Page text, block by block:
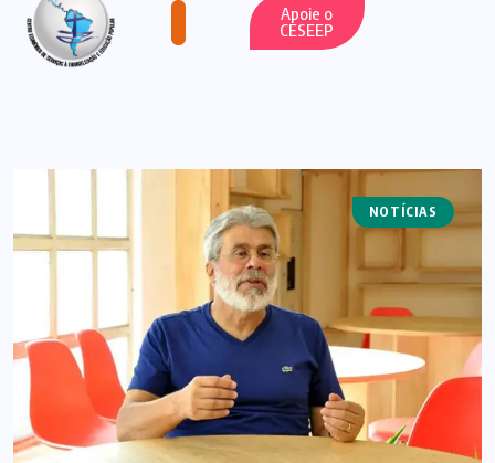
Apoie o
CESEEP
ARTIGOS
NOTÍCIAS